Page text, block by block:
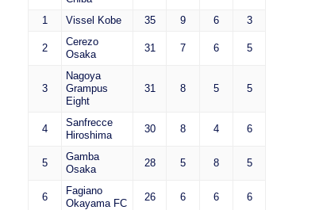
1 Vissel Kobe 35 9 6 3
2
Cerezo
Osaka
31 7 6 5
3
Nagoya
Grampus
Eight
31 8 5 5
4
Sanfrecce
Hiroshima
30 8 4 6
5
Gamba
Osaka
28 5 8 5
6
Fagiano
Okayama FC
26 6 6 6